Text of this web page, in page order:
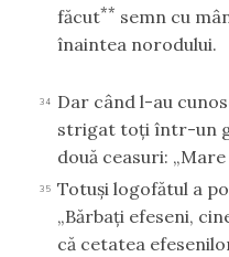
făcut** semn cu
înaintea norodului.
34
Dar când l-au
strigat toţi într-un
două ceasuri:
35 Totuşi logofătul a
„Bărbaţi efeseni,
că cetatea